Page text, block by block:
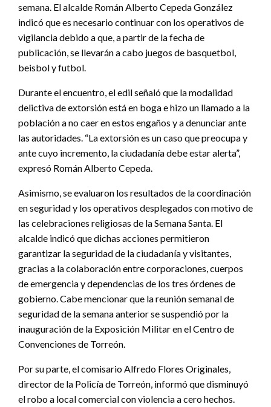
semana. El alcalde Román Alberto Cepeda González
indicó que es necesario continuar con los operativos de
vigilancia debido a que, a partir de la fecha de
publicación, se llevarán a cabo juegos de basquetbol,
beisbol y futbol.
Durante el encuentro, el edil señaló que la modalidad
delictiva de extorsión está en boga e hizo un llamado a la
población a no caer en estos engaños y a denunciar ante
las autoridades. “La extorsión es un caso que preocupa y
ante cuyo incremento, la ciudadanía debe estar alerta”,
expresó Román Alberto Cepeda.
Asimismo, se evaluaron los resultados de la coordinación
en seguridad y los operativos desplegados con motivo de
las celebraciones religiosas de la Semana Santa. El
alcalde indicó que dichas acciones permitieron
garantizar la seguridad de la ciudadanía y visitantes,
gracias a la colaboración entre corporaciones, cuerpos
de emergencia y dependencias de los tres órdenes de
gobierno. Cabe mencionar que la reunión semanal de
seguridad de la semana anterior se suspendió por la
inauguración de la Exposición Militar en el Centro de
Convenciones de Torreón.
Por su parte, el comisario Alfredo Flores Originales,
director de la Policía de Torreón, informó que disminuyó
el robo a local comercial con violencia a cero hechos.